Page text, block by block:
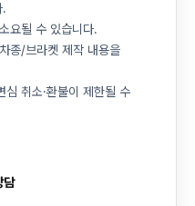
.
요될 수 있습니다.
종/브라켓 제작 내용을
취소·환불이 제한될 수
담